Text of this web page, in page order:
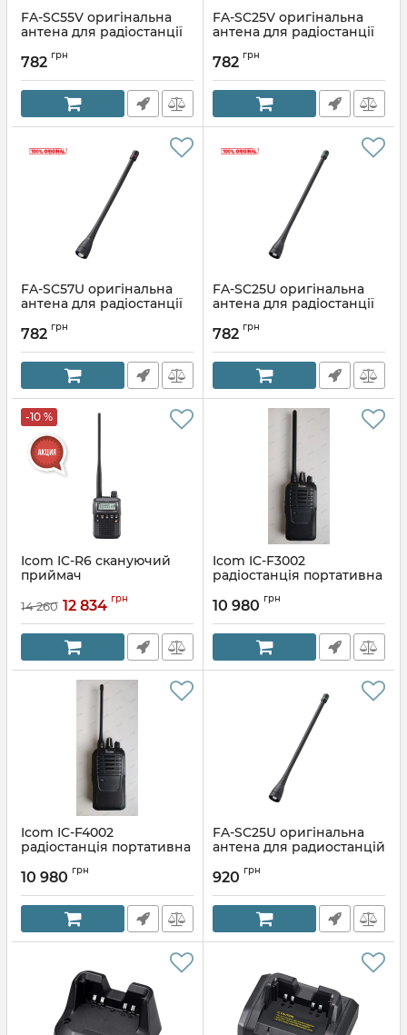
FA-SC55V оригінальна
антена для радіостанції
Артикул:
782 грн
FA-SC25V оригінальна
антена для радіостанції
Артикул:
782 грн
FA-SC57U оригінальна
антена для радіостанції
Артикул:
782 грн
FA-SC25U оригінальна
антена для радіостанції
Артикул:
782 грн
-10 %
Icom IC-R6 cкануючий
приймач
14 260 12 834 грн
Icom IC-F3002
радіостанція портативна
Артикул: IC-F3002
10 980 грн
Icom IC-F4002
радіостанція портативна
Артикул: IC-F4002
10 980 грн
FA-SC25U оригінальна
антена для радиостанцій
Артикул:
920 грн